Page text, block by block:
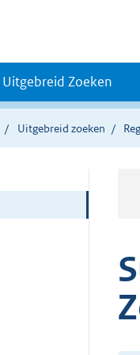
Uitgebreid Zoeken
Uitgebreid zoeken